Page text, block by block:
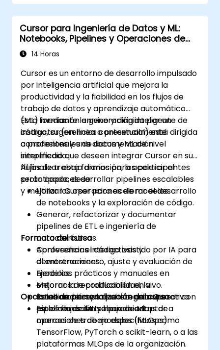
mediante sugerencias de código
generadas por IA.
Optimizar los flujos de trabajo front-end
con estrategias prácticas de integración
de Copilot.
front-end utilizando la asistencia de
Copilot.
Cursor para Ingeniería de Datos y ML:
Notebooks, Pipelines y Operaciones de
Modelos
14 Horas
Cursor es un entorno de desarrollo impulsado
por inteligencia artificial que mejora la
productividad y la fiabilidad en los flujos de
trabajo de datos y aprendizaje automático
(ML) mediante la generación inteligente de
código, sugerencias contextualmente
conscientes y una documentación
simplificada.
Esta formación en vivo y dirigida por un
instructor (en línea o presencial) está dirigida
a profesionales de datos y ML de nivel
intermedio que deseen integrar Cursor en sus
flujos de trabajo diarios para acelerar el
prototipado, desarrollar pipelines escalables
y mejorar las operaciones de modelos.
Al finalizar esta formación, los participantes
serán capaces de:
Utilizar Cursor para acelerar el desarrollo
de notebooks y la exploración de código.
Generar, refactorizar y documentar
pipelines de ETL e ingeniería de
características.
Aprovechar el código asistido por IA para
el entrenamiento, ajuste y evaluación de
modelos.
Mejorar la reproducibilidad, la
colaboración y la coherencia operativa
en los flujos de trabajo de ML.
Formato del curso
Conferencias interactivas y
demostraciones.
Ejercicios prácticos y manuales en
entornos de codificación en vivo.
Estudios de caso que integran Cursor con
pipelines de ML y herramientas de
operaciones de modelos (MLOps).
Opciones de personalización del curso
Esta formación se puede adaptar a
marcos de trabajo específicos como
TensorFlow, PyTorch o scikit-learn, o a las
plataformas MLOps de la organización.